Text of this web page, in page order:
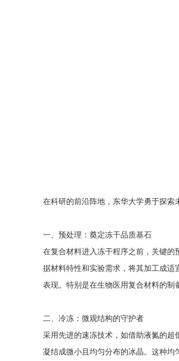
在科研的前沿阵地，东华大学勇于探索
一、预处理：奠定冻干品质基石
在复合材料进入冻干程序之前，关键
据材料特性和实验需求，将其加工成
表现。特别是在生物医用复合材料的制
二、冷冻：微观结构的守护者
采用先进的速冻技术，如借助液氮的超
凝结成微小且均匀分布的冰晶。这种